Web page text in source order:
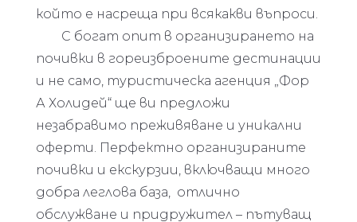
който е насреща при всякакви въпроси.
С богат опит в организирането на
почивки в гореизброените дестинации
и не само, туристическа агенция „Фор
А Холидей“ ще ви предложи
незабравимо преживяване и уникални
оферти. Перфектно организираните
почивки и екскурзии, включващи много
добра леглова база, отлично
обслужване и придружител – пътуващ